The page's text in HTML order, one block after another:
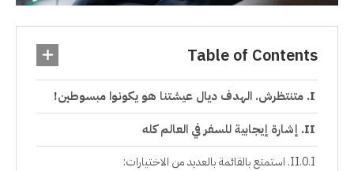
Table of Contents
متنتظرش. الهدف ديال عيشتنا هو يكونوا مبسوطين!
إشارة إيجابية للسفر في العالم كله
استمتع بالقائمة بالعديد من الاختيارات: